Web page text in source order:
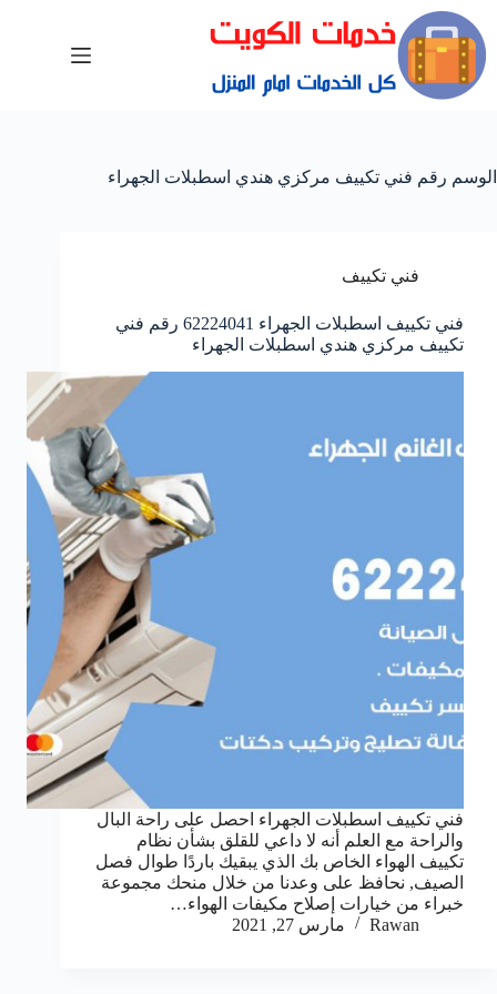
الوسم رقم فني تكييف مركزي هندي اسطبلات الجهراء
فني تكييف
فني تكييف اسطبلات الجهراء 62224041 رقم فني
تكييف مركزي هندي اسطبلات الجهراء
فني تكييف اسطبلات الجهراء احصل على راحة البال
والراحة مع العلم أنه لا داعي للقلق بشأن نظام
تكييف الهواء الخاص بك الذي يبقيك باردًا طوال فصل
الصيف, نحافظ على وعدنا من خلال منحك مجموعة
خبراء من خيارات إصلاح مكيفات الهواء…
Rawan
مارس 27, 2021